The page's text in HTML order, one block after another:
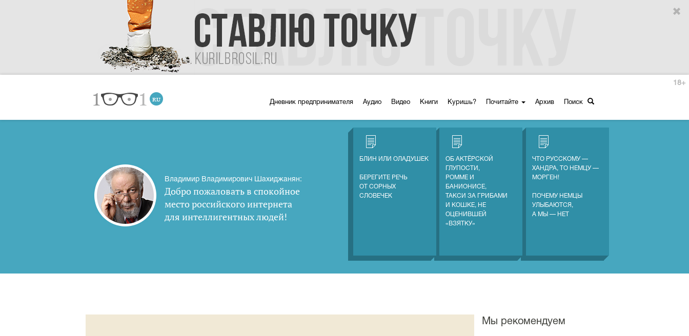
Дневник предпринимателя Аудио Видео Книги Куришь? Почитайте Архив Поиск
18+
Владимир Владимирович Шахиджанян:
Добро пожаловать в спокойное
место российского интернета
для интеллигентных людей!
БЛИН ИЛИ ОЛАДУШЕК
БЕРЕГИТЕ РЕЧЬ
ОТ СОРНЫХ
СЛОВЕЧЕК
ОБ АКТЁРСКОЙ
ГЛУПОСТИ,
РОММЕ И
БАНИОНИСЕ,
ТАКСИ ЗА ГРИБАМИ
И КОШКЕ, НЕ
ОЦЕНИВШЕЙ
«ВЗЯТКУ»
ЧТО РУССКОМУ —
ХАНДРА, ТО НЕМЦУ —
МОРГЕН!
ПОЧЕМУ НЕМЦЫ
УЛЫБАЮТСЯ,
А МЫ — НЕТ
Мы рекомендуем